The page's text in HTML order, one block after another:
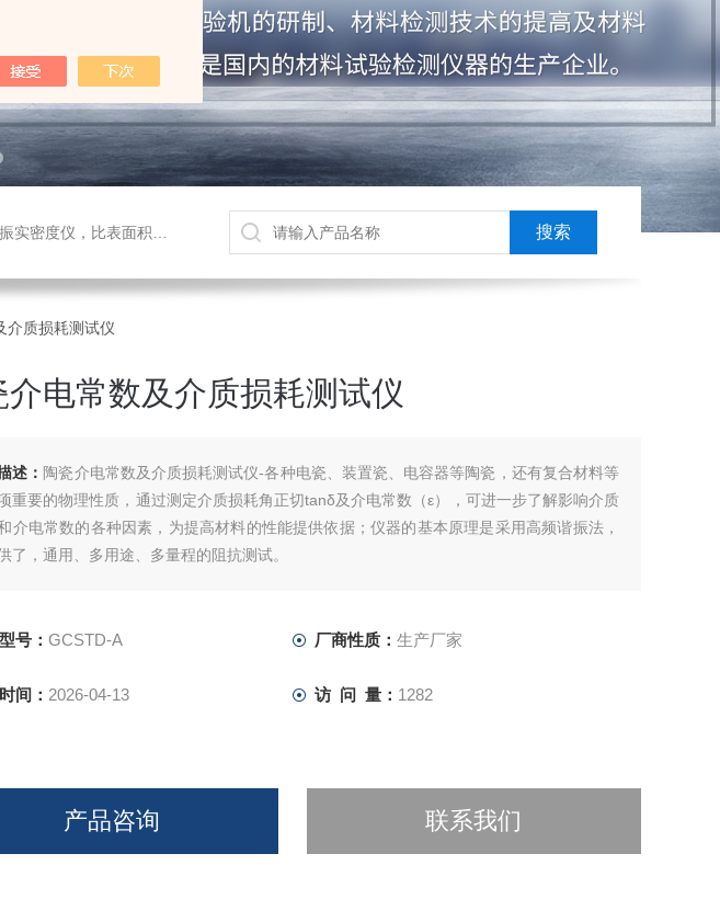
透气率仪，炭块二氧化碳反应测定仪
介质损耗测试仪
介电常数及介质损耗测试仪
述： 陶瓷介电常数及介质损耗测试仪-各种电瓷、装置瓷、电容器等陶瓷，还有复合材料等
重要的物理性质，通过测定介质损耗角正切tanδ及介电常数（ε），可进一步了解影响介质
介电常数的各种因素，为提高材料的性能提供依据；仪器的基本原理是采用高频谐振法，
了，通用、多用途、多量程的阻抗测试。
号： GCSTD-A 厂商性质： 生产厂家
间： 2026-04-13 访 问 量： 1282
产品咨询 联系我们